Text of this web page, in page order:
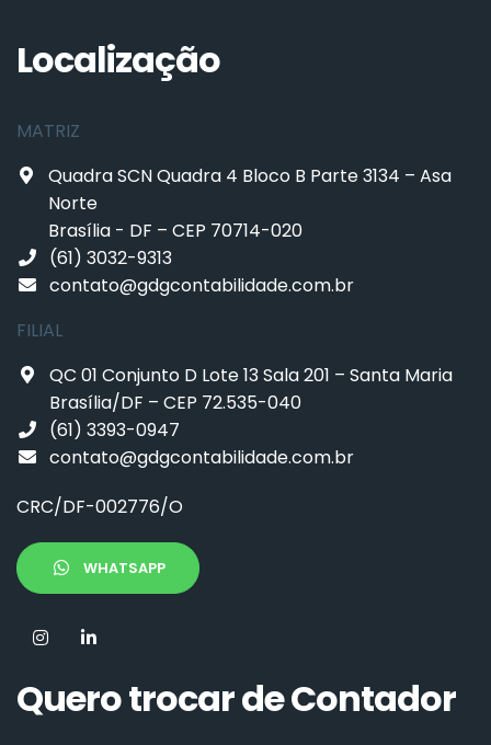
Localização
MATRIZ
Quadra SCN Quadra 4 Bloco B Parte 3134 – Asa
Norte
Brasília - DF – CEP 70714-020
(61) 3032-9313
contato@gdgcontabilidade.com.br
FILIAL
QC 01 Conjunto D Lote 13 Sala 201 – Santa Maria
Brasília/DF – CEP 72.535-040
(61) 3393-0947
contato@gdgcontabilidade.com.br
CRC/DF-002776/O
WHATSAPP
Quero trocar de Contador